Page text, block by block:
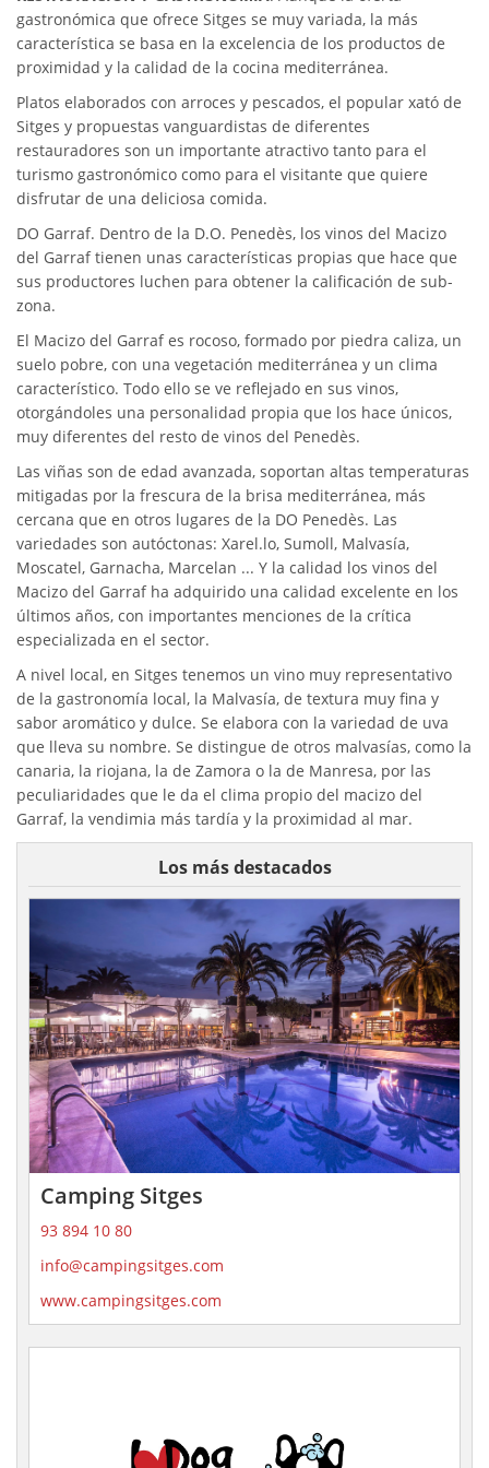
gastronómica que ofrece Sitges se muy variada, la más
característica se basa en la excelencia de los productos de
proximidad y la calidad de la cocina mediterránea.
Platos elaborados con arroces y pescados, el popular xató de
Sitges y propuestas vanguardistas de diferentes
restauradores son un importante atractivo tanto para el
turismo gastronómico como para el visitante que quiere
disfrutar de una deliciosa comida.
DO Garraf. Dentro de la D.O. Penedès, los vinos del Macizo
del Garraf tienen unas características propias que hace que
sus productores luchen para obtener la calificación de sub-
zona.
El Macizo del Garraf es rocoso, formado por piedra caliza, un
suelo pobre, con una vegetación mediterránea y un clima
característico. Todo ello se ve reflejado en sus vinos,
otorgándoles una personalidad propia que los hace únicos,
muy diferentes del resto de vinos del Penedès.
Las viñas son de edad avanzada, soportan altas temperaturas
mitigadas por la frescura de la brisa mediterránea, más
cercana que en otros lugares de la DO Penedès. Las
variedades son autóctonas: Xarel.lo, Sumoll, Malvasía,
Moscatel, Garnacha, Marcelan ... Y la calidad los vinos del
Macizo del Garraf ha adquirido una calidad excelente en los
últimos años, con importantes menciones de la crítica
especializada en el sector.
A nivel local, en Sitges tenemos un vino muy representativo
de la gastronomía local, la Malvasía, de textura muy fina y
sabor aromático y dulce. Se elabora con la variedad de uva
que lleva su nombre. Se distingue de otros malvasías, como la
canaria, la riojana, la de Zamora o la de Manresa, por las
peculiaridades que le da el clima propio del macizo del
Garraf, la vendimia más tardía y la proximidad al mar.
Los más destacados
Camping Sitges
93 894 10 80
info@campingsitges.com
www.campingsitges.com